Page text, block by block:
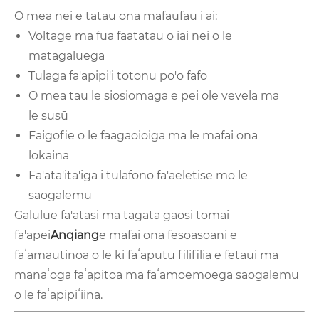
O mea nei e tatau ona mafaufau i ai:
Voltage ma fua faatatau o iai nei o le
matagaluega
Tulaga fa'apipi'i totonu po'o fafo
O mea tau le siosiomaga e pei ole vevela ma
le susū
Faigofie o le faagaoioiga ma le mafai ona
lokaina
Fa'ata'ita'iga i tulafono fa'aeletise mo le
saogalemu
Galulue fa'atasi ma tagata gaosi tomai
fa'apeiAnqiange mafai ona fesoasoani e
faʻamautinoa o le ki faʻaputu filifilia e fetaui ma
manaʻoga faʻapitoa ma faʻamoemoega saogalemu
o le faʻapipiʻiina.